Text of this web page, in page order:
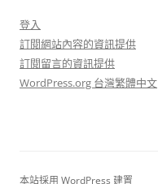
登入
訂閱網站內容的資訊提供
訂閱留言的資訊提供
WordPress.org 台灣繁體中文
本站採用 WordPress 建置